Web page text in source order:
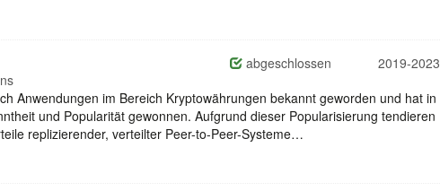
abgeschlossen
2019-2023
Anwendungen im Bereich Kryptowährungen bekannt geworden und hat in
und Popularität gewonnen. Aufgrund dieser Popularisierung tendieren
replizierender, verteilter Peer-to-Peer-Systeme…